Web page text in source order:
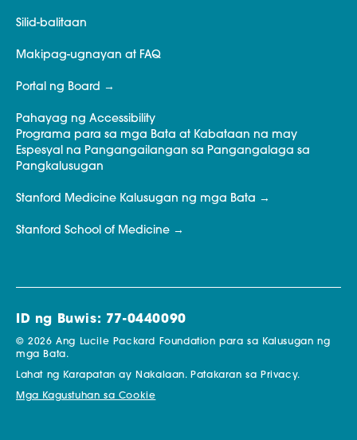
Silid-balitaan
Makipag-ugnayan at FAQ
Portal ng Board
Pahayag ng Accessibility
Programa para sa mga Bata at Kabataan na may
Espesyal na Pangangailangan sa Pangangalaga sa
Pangkalusugan
Stanford Medicine Kalusugan ng mga Bata
Stanford School of Medicine
ID ng Buwis: 77-0440090
© 2026 Ang Lucile Packard Foundation para sa Kalusugan ng
mga Bata.
Lahat ng Karapatan ay Nakalaan. Patakaran sa Privacy.
Mga Kagustuhan sa Cookie